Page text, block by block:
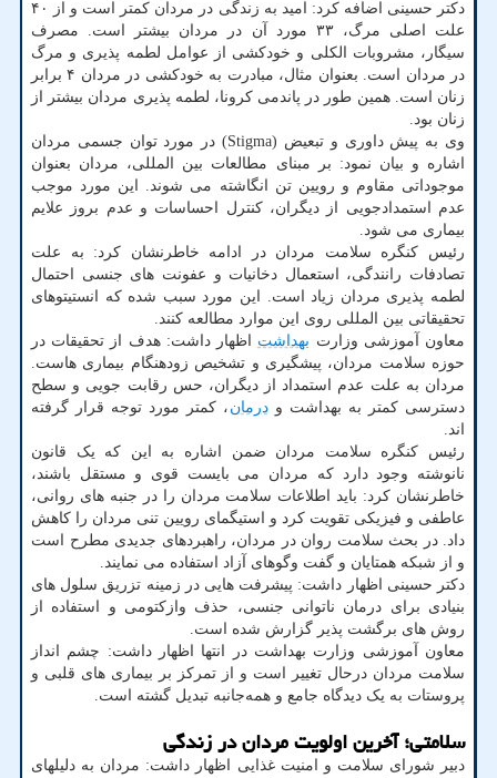
دکتر حسینی اضافه کرد: امید به زندگی در مردان کمتر است و از ۴۰
علت اصلی مرگ، ۳۳ مورد آن در مردان بیشتر است. مصرف
سیگار، مشروبات الکلی و خودکشی از عوامل لطمه پذیری و مرگ
در مردان است. بعنوان مثال، مبادرت به خودکشی در مردان ۴ برابر
زنان است. همین طور در پاندمی کرونا، لطمه پذیری مردان بیشتر از
زنان بود.
وی به پیش داوری و تبعیض (Stigma) در مورد توان جسمی مردان
اشاره و بیان نمود: بر مبنای مطالعات بین المللی، مردان بعنوان
موجوداتی مقاوم و رویین تن انگاشته می شوند. این مورد موجب
عدم استمدادجویی از دیگران، کنترل احساسات و عدم بروز علایم
بیماری می شود.
رئیس کنگره سلامت مردان در ادامه خاطرنشان کرد: به علت
تصادفات رانندگی، استعمال دخانیات و عفونت های جنسی احتمال
لطمه پذیری مردان زیاد است. این مورد سبب شده که انستیتوهای
تحقیقاتی بین المللی روی این موارد مطالعه کنند.
معاون آموزشی وزارت بهداشت اظهار داشت: هدف از تحقیقات در
حوزه سلامت مردان، پیشگیری و تشخیص زودهنگام بیماری هاست.
مردان به علت عدم استمداد از دیگران، حس رقابت جویی و سطح
دسترسی کمتر به بهداشت ودرمان ، کمتر مورد توجه قرار گرفته
اند.
رئیس کنگره سلامت مردان ضمن اشاره به این که یک قانون
نانوشته وجود دارد که مردان می بایست قوی و مستقل باشند،
خاطرنشان کرد: باید اطلاعات سلامت مردان را در جنبه های روانی،
عاطفی و فیزیکی تقویت کرد و استیگمای رویین تنی مردان را کاهش
داد. در بحث سلامت روان در مردان، راهبردهای جدیدی مطرح است
و از شبکه همتایان و گفت وگوهای آزاد استفاده می نمایند.
دکتر حسینی اظهار داشت: پیشرفت هایی در زمینه تزریق سلول های
بنیادی برای درمان ناتوانی جنسی، حذف وازکتومی و استفاده از
روش های برگشت پذیر گزارش شده است.
معاون آموزشی وزارت بهداشت در انتها اظهار داشت: چشم انداز
سلامت مردان درحال تغییر است و از تمرکز بر بیماری های قلبی و
پروستات به یک دیدگاه جامع و همه‌جانبه تبدیل گشته است.
سلامتی؛ آخرین اولویت مردان در زندگی
دبیر شورای سلامت و امنیت غذایی اظهار داشت: مردان به دلیلهای